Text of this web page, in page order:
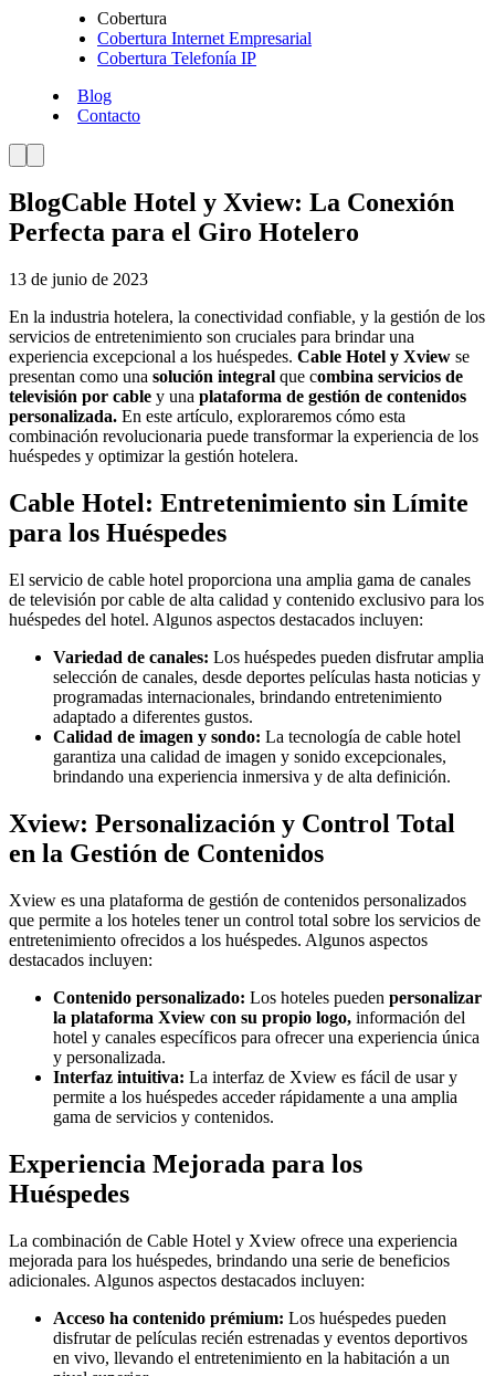
Cobertura
Cobertura Internet Empresarial
Cobertura Telefonía IP
Blog
Contacto
BlogCable Hotel y Xview: La Conexión
Perfecta para el Giro Hotelero
13 de junio de 2023
En la industria hotelera, la conectividad confiable, y la gestión de los
servicios de entretenimiento son cruciales para brindar una
experiencia excepcional a los huéspedes. Cable Hotel y Xview se
presentan como una solución integral que combina servicios de
televisión por cable y una plataforma de gestión de contenidos
personalizada. En este artículo, exploraremos cómo esta
combinación revolucionaria puede transformar la experiencia de los
huéspedes y optimizar la gestión hotelera.
Cable Hotel: Entretenimiento sin Límite
para los Huéspedes
El servicio de cable hotel proporciona una amplia gama de canales
de televisión por cable de alta calidad y contenido exclusivo para los
huéspedes del hotel. Algunos aspectos destacados incluyen:
Variedad de canales: Los huéspedes pueden disfrutar amplia
selección de canales, desde deportes películas hasta noticias y
programadas internacionales, brindando entretenimiento
adaptado a diferentes gustos.
Calidad de imagen y sondo: La tecnología de cable hotel
garantiza una calidad de imagen y sonido excepcionales,
brindando una experiencia inmersiva y de alta definición.
Xview: Personalización y Control Total
en la Gestión de Contenidos
Xview es una plataforma de gestión de contenidos personalizados
que permite a los hoteles tener un control total sobre los servicios de
entretenimiento ofrecidos a los huéspedes. Algunos aspectos
destacados incluyen:
Contenido personalizado: Los hoteles pueden personalizar
la plataforma Xview con su propio logo, información del
hotel y canales específicos para ofrecer una experiencia única
y personalizada.
Interfaz intuitiva: La interfaz de Xview es fácil de usar y
permite a los huéspedes acceder rápidamente a una amplia
gama de servicios y contenidos.
Experiencia Mejorada para los
Huéspedes
La combinación de Cable Hotel y Xview ofrece una experiencia
mejorada para los huéspedes, brindando una serie de beneficios
adicionales. Algunos aspectos destacados incluyen:
Acceso ha contenido prémium: Los huéspedes pueden
disfrutar de películas recién estrenadas y eventos deportivos
en vivo, llevando el entretenimiento en la habitación a un